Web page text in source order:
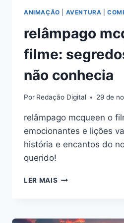
ANIMAÇÃO AVENTURA |
relâmpago
filme:
não conhecia
Por Redação Digital 29 de
relâmpago mcqueen o
emocionantes e lições
história e encantos do
querido!
LER MAIS RELÂMPAGO
SEGREDOS